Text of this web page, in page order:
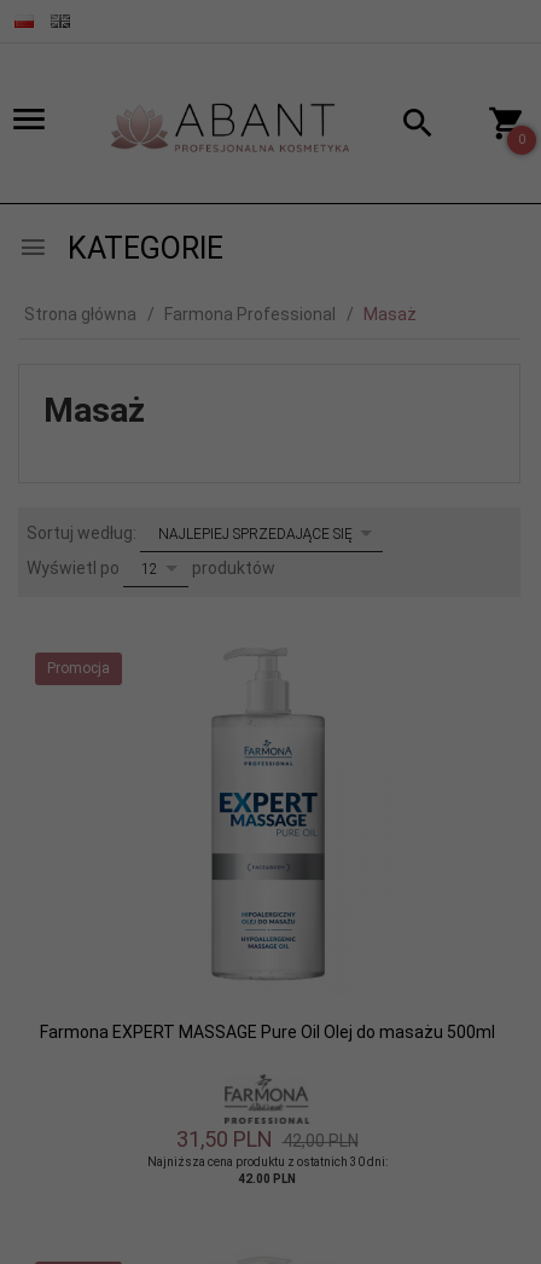
0
KATEGORIE
Strona główna Farmona Professional Masaż
Masaż
Sortuj według: sortNAJLEPIEJ SPRZEDAJĄCE SIĘ
Wyświetl po pop12 produktów
Promocja
Farmona EXPERT MASSAGE Pure Oil Olej do masażu 500ml
31,50 PLN 42,00 PLN
Najniższa cena produktu z ostatnich 30 dni:
42.00 PLN